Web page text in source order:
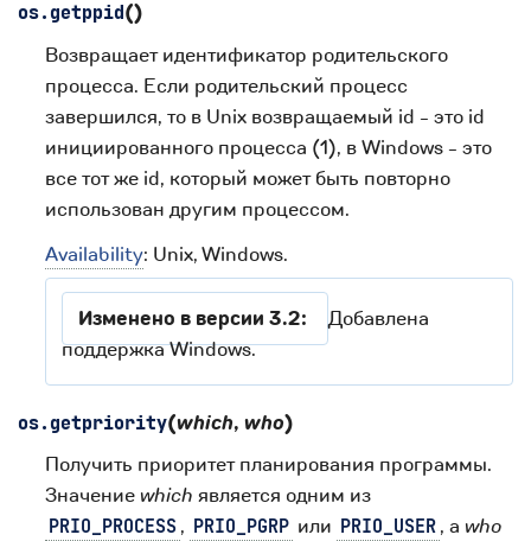
os. getppid ()
Возвращает идентификатор родительского
процесса. Если родительский процесс
завершился, то в Unix возвращаемый id - это id
инициированного процесса (1), в Windows - это
все тот же id, который может быть повторно
использован другим процессом.
Availability: Unix, Windows.
Изменено в версии 3.2:
Добавлена
поддержка Windows.
os. getpriority(which, who)
Получить приоритет планирования программы.
Значение which является одним из
PRIO_PROCESS , PRIO_PGRP или PRIO_USER , а who